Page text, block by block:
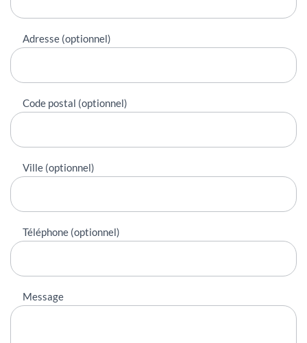
Adresse (optionnel)
Code postal (optionnel)
Ville (optionnel)
Téléphone (optionnel)
Message